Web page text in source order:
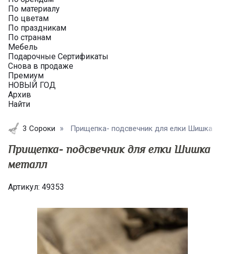
По материалу
По цветам
По праздникам
По странам
Мебель
Подарочные Сертификаты
Снова в продаже
Премиум
НОВЫЙ ГОД
Архив
Найти
3 Сороки Прищепка- подсвечник для елки Шишка
Прищепка- подсвечник для елки Шишка
металл
Артикул: 49353